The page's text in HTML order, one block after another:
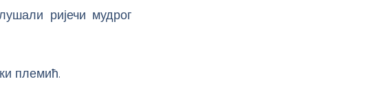
ријечи мудрог
племић.